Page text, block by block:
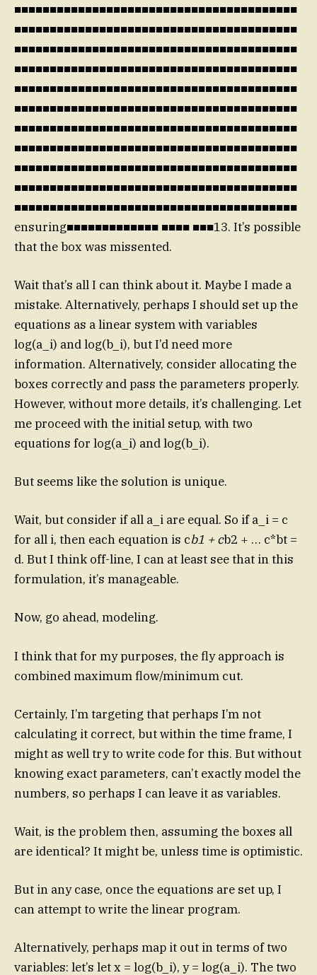
■■■■■■■■■■■■■■■■■■■■■■■■■■■■■■■■■■■■■■■■
■■■■■■■■■■■■■■■■■■■■■■■■■■■■■■■■■■■■■■■■
■■■■■■■■■■■■■■■■■■■■■■■■■■■■■■■■■■■■■■■■
■■■■■■■■■■■■■■■■■■■■■■■■■■■■■■■■■■■■■■■■
■■■■■■■■■■■■■■■■■■■■■■■■■■■■■■■■■■■■■■■■
■■■■■■■■■■■■■■■■■■■■■■■■■■■■■■■■■■■■■■■■
■■■■■■■■■■■■■■■■■■■■■■■■■■■■■■■■■■■■■■■■
■■■■■■■■■■■■■■■■■■■■■■■■■■■■■■■■■■■■■■■■
■■■■■■■■■■■■■■■■■■■■■■■■■■■■■■■■■■■■■■■■
■■■■■■■■■■■■■■■■■■■■■■■■■■■■■■■■■■■■■■■■
■■■■■■■■■■■■■■■■■■■■■■■■■■■■■■■■■■■■■■■■
ensuring■■■■■■■■■■■■■ ■■■■ ■■■13. It’s possible
that the box was missented.
Wait that’s all I can think about it. Maybe I made a
mistake. Alternatively, perhaps I should set up the
equations as a linear system with variables
log(a_i) and log(b_i), but I’d need more
information. Alternatively, consider allocating the
boxes correctly and pass the parameters properly.
However, without more details, it’s challenging. Let
me proceed with the initial setup, with two
equations for log(a_i) and log(b_i).
But seems like the solution is unique.
Wait, but consider if all a_i are equal. So if a_i = c
for all i, then each equation is cb1 + cb2 + … c*bt =
d. But I think off-line, I can at least see that in this
formulation, it’s manageable.
Now, go ahead, modeling.
I think that for my purposes, the fly approach is
combined maximum flow/minimum cut.
Certainly, I’m targeting that perhaps I’m not
calculating it correct, but within the time frame, I
might as well try to write code for this. But without
knowing exact parameters, can’t exactly model the
numbers, so perhaps I can leave it as variables.
Wait, is the problem then, assuming the boxes all
are identical? It might be, unless time is optimistic.
But in any case, once the equations are set up, I
can attempt to write the linear program.
Alternatively, perhaps map it out in terms of two
variables: let’s let x = log(b_i), y = log(a_i). The two